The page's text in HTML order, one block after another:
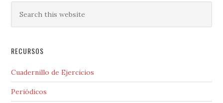
RECURSOS
Cuadernillo de Ejercicios
Periódicos